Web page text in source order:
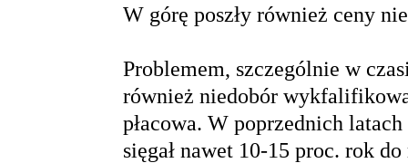
W górę poszły również ceny
Problemem, szczególnie w
również niedobór
płacowa. W poprzednich
sięgał nawet 10-15 proc. rok